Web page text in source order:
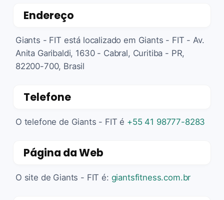
Endereço
Giants - FIT está localizado em Giants - FIT - Av.
Anita Garibaldi, 1630 - Cabral, Curitiba - PR,
82200-700, Brasil
Telefone
O telefone de Giants - FIT é +55 41 98777-8283
Página da Web
O site de Giants - FIT é: giantsfitness.com.br